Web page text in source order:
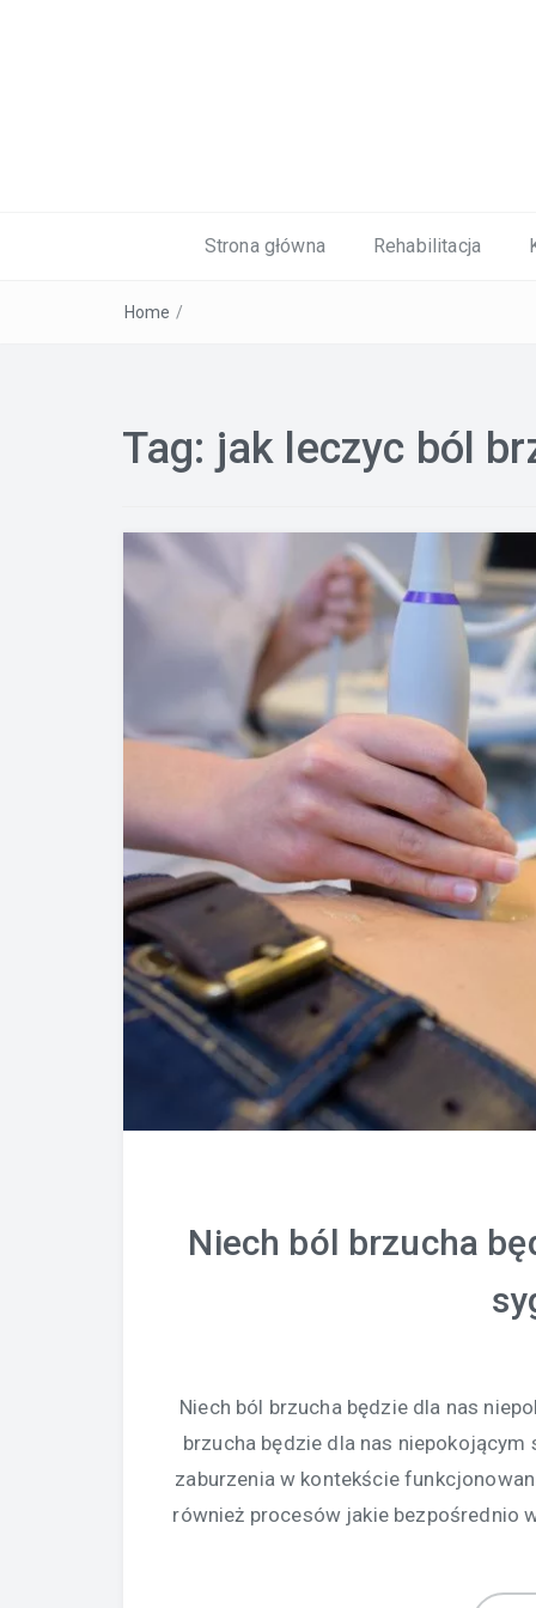
Strona główna Rehabilitacja
Home /
Tag: jak leczyc ból
Niech ból brzucha
Niech ból brzucha będzie dla nas
brzucha będzie dla nas
zaburzenia w kontekście
również procesów jakie bezpośrednio